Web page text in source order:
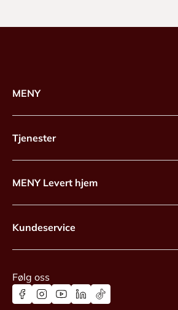
MENY
Tjenester
MENY Levert hjem
Kundeservice
Følg oss